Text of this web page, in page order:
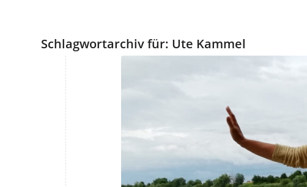
Schlagwortarchiv für: Ute Kammel